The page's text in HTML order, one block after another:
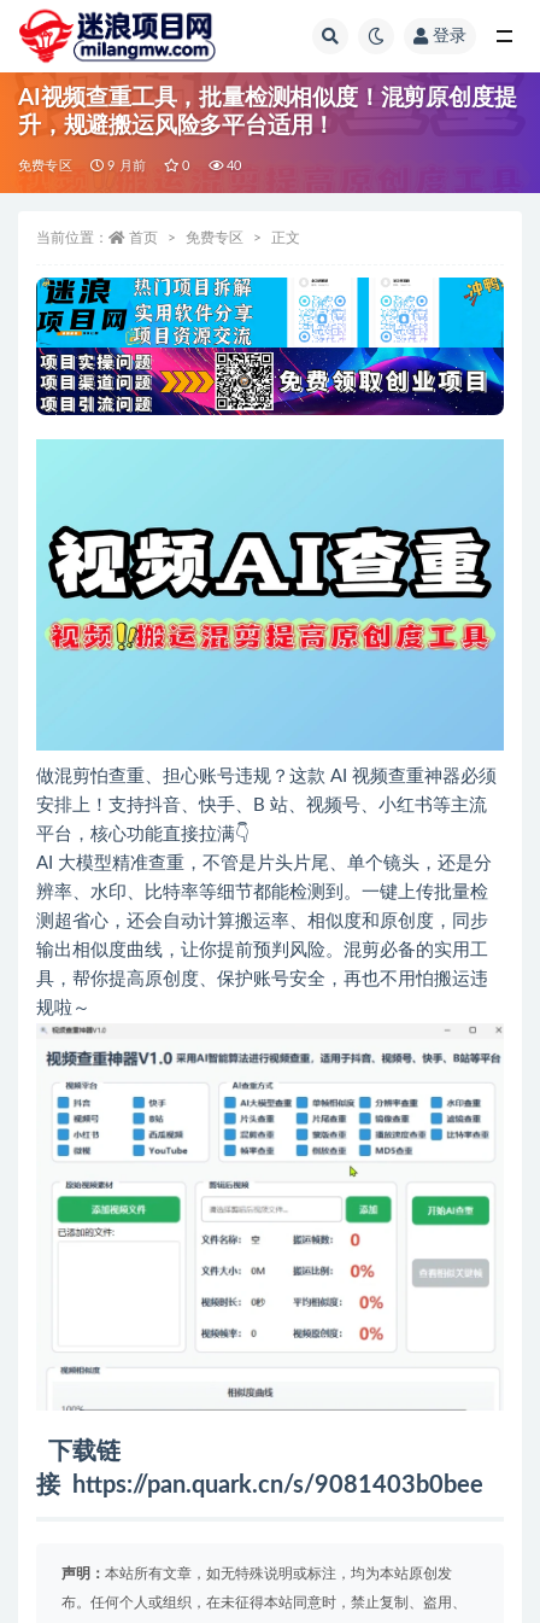
登录
AI视频查重工具，批量检测相似度！混剪原创度提
升，规避搬运风险多平台适用！
免费专区 9 月前 0 40
当前位置： 首页 免费专区 正文
做混剪怕查重、担心账号违规？这款 AI 视频查重神器必须
安排上！支持抖音、快手、B 站、视频号、小红书等主流
平台，核心功能直接拉满👇
AI 大模型精准查重，不管是片头片尾、单个镜头，还是分
辨率、水印、比特率等细节都能检测到。一键上传批量检
测超省心，还会自动计算搬运率、相似度和原创度，同步
输出相似度曲线，让你提前预判风险。混剪必备的实用工
具，帮你提高原创度、保护账号安全，再也不用怕搬运违
规啦～
下载链
接 https://pan.quark.cn/s/9081403b0bee
声明： 本站所有文章，如无特殊说明或标注，均为本站原创发
布。任何个人或组织，在未征得本站同意时，禁止复制、盗用、
全部